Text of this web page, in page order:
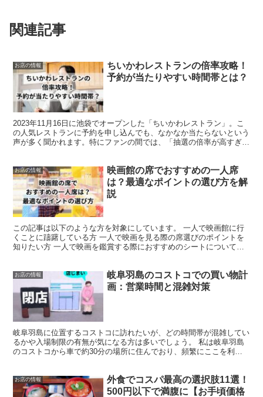
関連記事
お店の情報
ちいかわレストランの倍率攻略！
予約が当たりやすい時間帯とは？
2023年11月16日に池袋でオープンした「ちいかわレストラン」。こ
の人気レストランに予約を申し込んでも、なかなか当たらないという
声が多く聞かれます。特にファンの間では、「抽選の倍率が高すぎて
お店の情報
映画館の席でおすすめの一人席
は？最適なポイントの選び方を解
説
この記事は以下のような方を対象にしています。 一人で映画館に行
くことに躊躇している方 一人で映画を見る際の席選びのポイントを
知りたい方 一人で映画を鑑賞する際におすすめのシートについて知
お店の情報
岐阜羽島のコストコでの買い物計
画：営業時間と混雑対策
岐阜羽島に位置するコストコに訪れたいが、どの時間帯が混雑してい
るかや入場制限の有無が気になる方は多いでしょう。 私は岐阜羽島
のコストコから車で約30分の場所に住んでおり、頻繁にここを利用
お店の情報
外食でコスパ最高の選択肢11選！
500円以下で満腹に【お手頃価格